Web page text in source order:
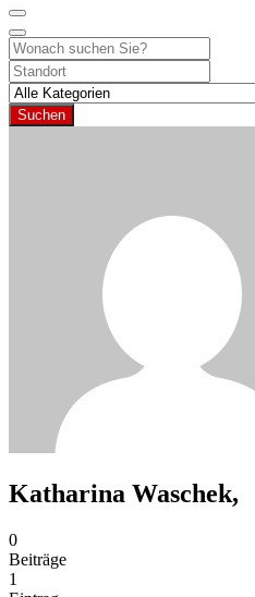
Suchen
Katharina Waschek,
0
Beiträge
1